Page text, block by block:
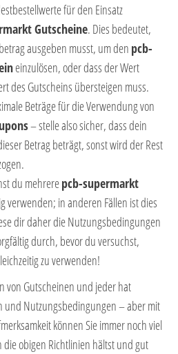
für den Einsatz
Gutscheine. Dies bedeutet,
ausgeben musst, um den pcb-
einzulösen, oder dass der Wert
des Gutscheins übersteigen muss.
Beträge für die Verwendung von
– stelle also sicher, dass dein
Betrag beträgt, sonst wird der Rest
du mehrerepcb-supermarkt
verwenden; in anderen Fällen ist dies
dir daher die Nutzungsbedingungen
durch, bevor du versuchst,
zu verwenden!
von Gutscheinen und jeder hat
und Nutzungsbedingungen – aber mit
können Sie immer noch viel
obigen Richtlinien hältst und gut